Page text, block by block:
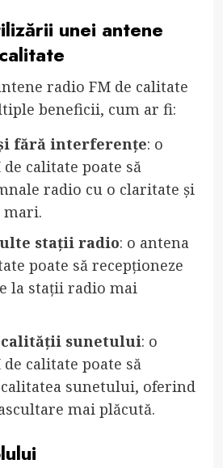
unei antene
radio FM de calitate
beneficii, cum ar fi:
fără interferențe: o
calitate poate să
radio cu o claritate și
mari.
stații radio: o antena
poate să recepționeze
la stații radio mai
sunetului: o
calitate poate să
sunetului, oferind
mai plăcută.